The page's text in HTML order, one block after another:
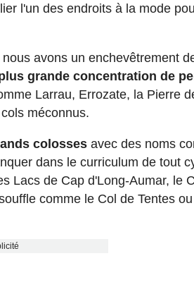
l'un des endroits à la mode
avons un enchevêtrement
grande concentration de
Larrau, Errozate, la Pierre
méconnus.
colosses avec des noms
dans le curriculum de tout
Lacs de Cap d'Long-Aumar, le
comme le Col de Tentes